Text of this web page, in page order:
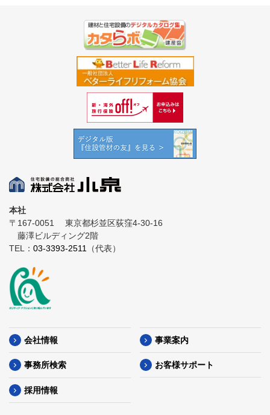
本社
〒167-0051
東京都杉並区荻窪4-30-16
藤澤ビルディング2階
TEL： 03-3393-2511 （代表）
会社情報 事業案内
事務所検索 お客様サポート
採用情報